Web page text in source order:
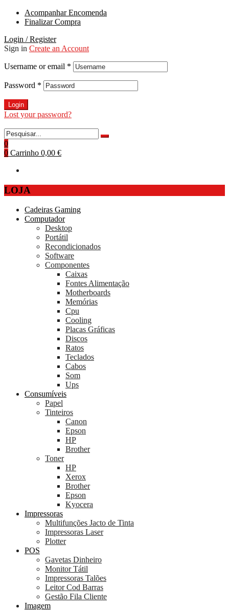
Acompanhar Encomenda
Finalizar Compra
Login / Register
Sign in Create an Account
Username or email *
Password *
Login
Lost your password?
0
0 Carrinho 0,00 €
LOJA
Cadeiras Gaming
Computador
Desktop
Portátil
Recondicionados
Software
Componentes
Caixas
Fontes Alimentação
Motherboards
Memórias
Cpu
Cooling
Placas Gráficas
Discos
Ratos
Teclados
Cabos
Som
Ups
Consumíveis
Papel
Tinteiros
Canon
Epson
HP
Brother
Toner
HP
Xerox
Brother
Epson
Kyocera
Impressoras
Multifunções Jacto de Tinta
Impressoras Laser
Plotter
POS
Gavetas Dinheiro
Monitor Tátil
Impressoras Talões
Leitor Cod Barras
Gestão Fila Cliente
Imagem